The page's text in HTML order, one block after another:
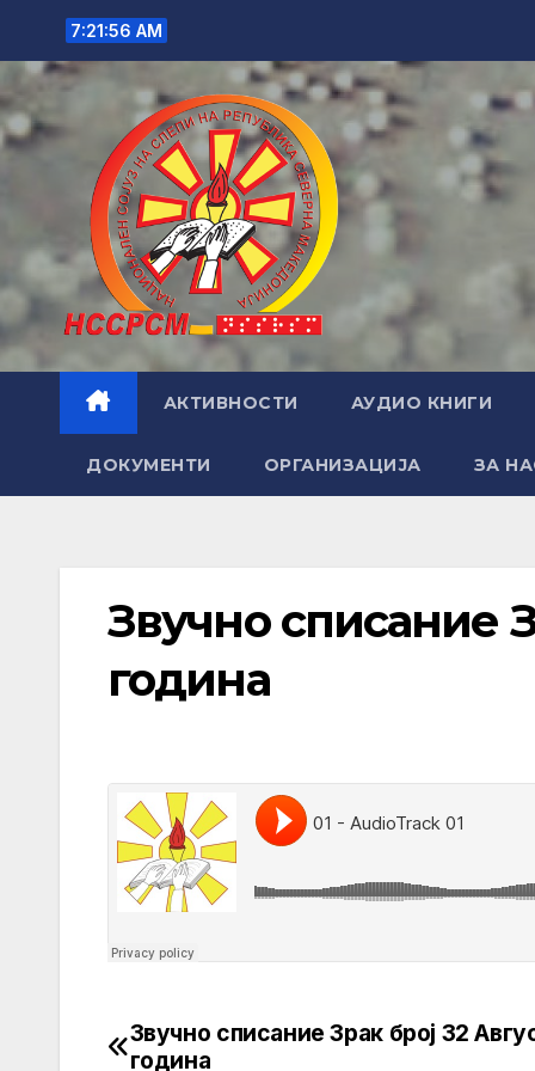
content
7:21:57 AM
АКТИВНОСТИ АУДИО КНИГИ
ДОКУМЕНТИ ОРГАНИЗАЦИЈА ЗА
Звучно списание
година
Post
Звучно списание Зрак број 32
година